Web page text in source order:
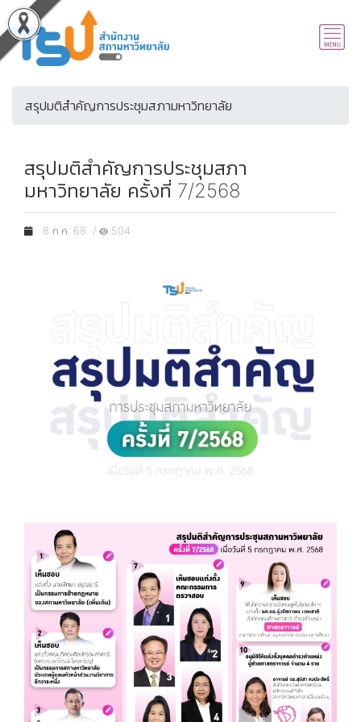
สรุปมติสำคัญการประชุมสภามหาวิทยาลัย
สรุปมติสำคัญการประชุมสภา
มหาวิทยาลัย ครั้งที่ 7/2568
8 ก.ค. 68 / 504